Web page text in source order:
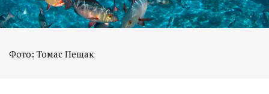
Фото: Томас Пещак